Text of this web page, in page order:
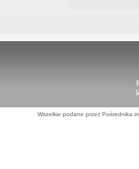
Wszelkie podane przez Pośrednika